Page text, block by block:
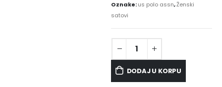
Oznake:us polo assn,Ženski
satovi
DODAJ U KORPU